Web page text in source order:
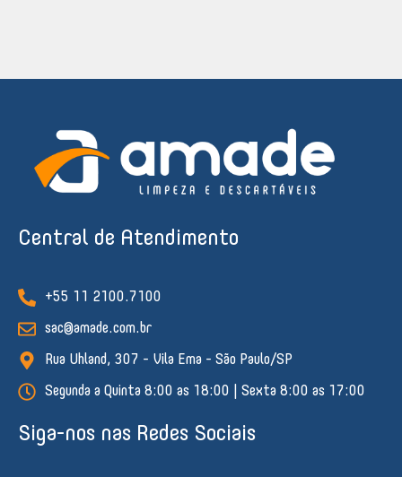
Central de Atendimento
+55 11 2100.7100
sac@amade.com.br
Rua Uhland, 307 - Vila Ema - São Paulo/SP
Segunda a Quinta 8:00 as 18:00 | Sexta 8:00 as 17:00
Siga-nos nas Redes Sociais